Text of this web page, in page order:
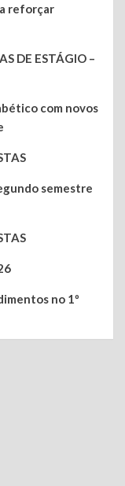
reforçar
DE ESTÁGIO –
com novos
semestre
no 1º